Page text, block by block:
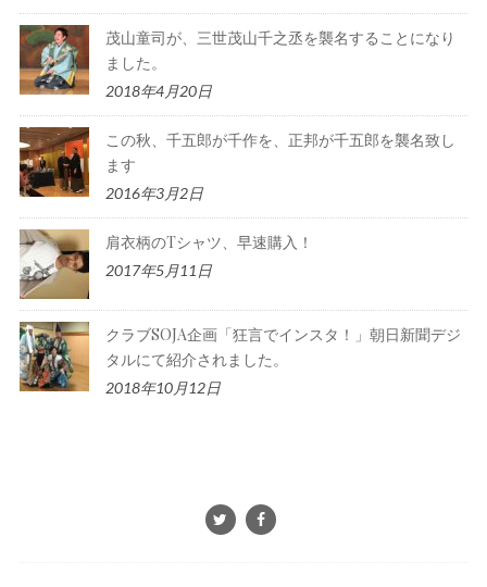
茂山童司が、三世茂山千之丞を襲名することになり
ました。
2018年4月20日
この秋、千五郎が千作を、正邦が千五郎を襲名致し
ます
2016年3月2日
肩衣柄のTシャツ、早速購入！
2017年5月11日
クラブSOJA企画「狂言でインスタ！」朝日新聞デジ
タルにて紹介されました。
2018年10月12日